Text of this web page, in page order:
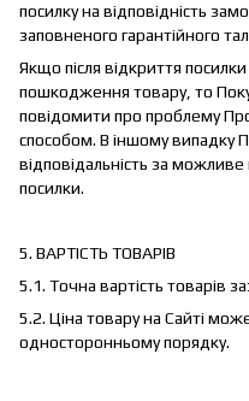
посилку на відповідність
заповненого гарантійного
Якщо після відкриття
пошкодження товару, то
повідомити про проблему
способом. В іншому випадку
відповідальність за
посилки.
5. ВАРТІСТЬ ТОВАРІВ
5.1. Точна вартість товарів
5.2. Ціна товару на Сайті
односторонньому порядку.